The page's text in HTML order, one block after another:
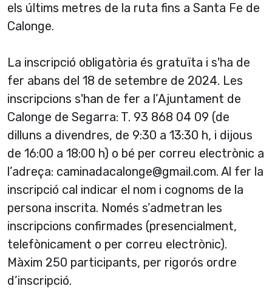
els últims metres de la ruta fins a Santa Fe de
Calonge.
La inscripció obligatòria és gratuïta i s'ha de
fer abans del 18 de setembre de 2024. Les
inscripcions s'han de fer a l’Ajuntament de
Calonge de Segarra: T. 93 868 04 09 (de
dilluns a divendres, de 9:30 a 13:30 h, i dijous
de 16:00 a 18:00 h) o bé per correu electrònic a
l’adreça: caminadacalonge@gmail.com. Al fer la
inscripció cal indicar el nom i cognoms de la
persona inscrita. Només s’admetran les
inscripcions confirmades (presencialment,
telefònicament o per correu electrònic).
Màxim 250 participants, per rigorós ordre
d’inscripció.